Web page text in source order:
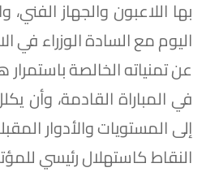
بها اللاعبون والجهاز
اليوم مع السادة الوزراء في
عن تمنياته الخالصة
في المباراة القادمة، وأن
إلى المستويات والأدوار
النقاط كاستهلال رئيسي